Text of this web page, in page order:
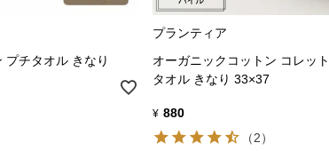
プチタオル きなり
プランティア
オーガニックコットン コレッ
タオル きなり 33×37
¥ 880
（2）